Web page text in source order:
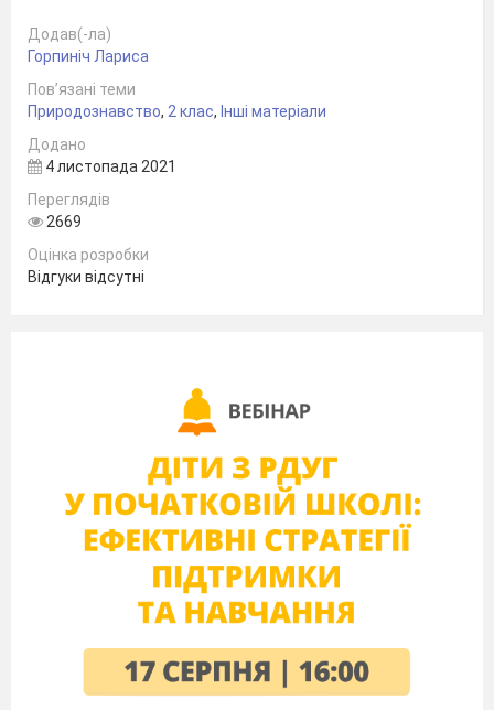
Додав(-ла)
Горпиніч Лариса
Пов’язані теми
Природознавство, 2 клас, Інші матеріали
Додано
4 листопада 2021
Переглядів
2669
Оцінка розробки
Відгуки відсутні